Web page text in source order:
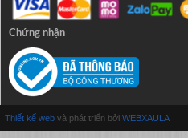
Chứng nhận
Thiết kế web và phát triển bởi WEBXAULA